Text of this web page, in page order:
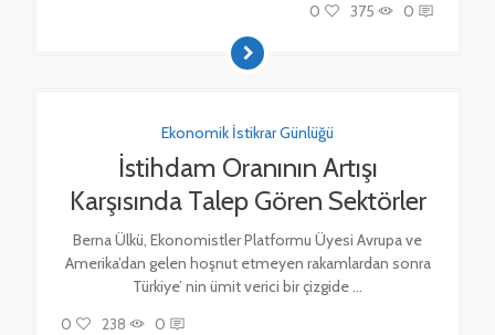
0
375 0
Ekonomik İstikrar Günlüğü
İstihdam Oranının Artışı
Karşısında Talep Gören Sektörler
Berna Ülkü, Ekonomistler Platformu Üyesi Avrupa ve
Amerika’dan gelen hoşnut etmeyen rakamlardan sonra
Türkiye’ nin ümit verici bir çizgide ...
0
238 0